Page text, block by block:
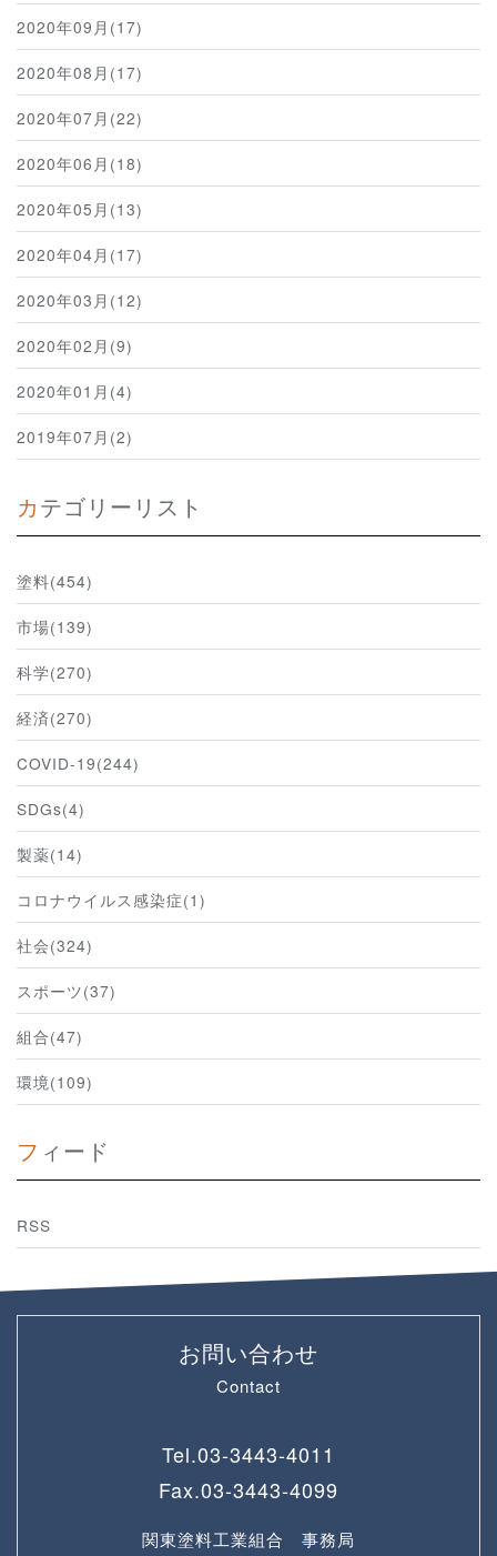
2020年09月(17)
2020年08月(17)
2020年07月(22)
2020年06月(18)
2020年05月(13)
2020年04月(17)
2020年03月(12)
2020年02月(9)
2020年01月(4)
2019年07月(2)
カテゴリーリスト
塗料(454)
市場(139)
科学(270)
経済(270)
COVID-19(244)
SDGs(4)
製薬(14)
コロナウイルス感染症(1)
社会(324)
スポーツ(37)
組合(47)
環境(109)
フィード
RSS
お問い合わせ
Contact
Tel.03-3443-4011
Fax.03-3443-4099
関東塗料工業組合 事務局